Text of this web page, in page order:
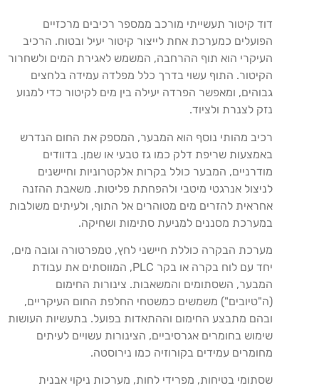
דוד קיטור תעשייתי מורכב ממספר רכיבים מרכזיים
הפועלים כמערכת אחת לייצור קיטור יעיל ובטוח. הרכיב
העיקרי הוא תוף ההרחבה, המשמש לאגירת המים ולשחרור
הקיטור. התוף עשוי בדרך כלל מפלדה עמידה בלחצים
גבוהים, ומאפשר הפרדה יעילה בין מים לקיטור כדי למנוע
נזק לצנרת ולציוד.
רכיב מהותי נוסף הוא המבער, המספק את החום הנדרש
באמצעות שריפת דלק כמו גז טבעי או שמן. בדוודים
מודרניים, המבער כולל בקרות אלקטרוניות וחיישנים
לניצול אנרגטי מיטבי ולהפחתת פליטות. משאבת ההזנה
אחראית להזרים מים מטוהרים אל התוף, ולעיתים משולבות
במערכת מסננים למניעת סתימות ושחיקה.
מערכת הבקרה כוללת חיישני לחץ, טמפרטורה וגובה מים,
יחד עם לוח בקרה או בקר PLC, המווסתים את עבודת
המבער, השסתומים והמשאבות. צינורות החימום
(ה"טיובים") משמשים כמשטחי החלפת החום העיקריים,
ובהם מתבצע החימום וההתאדות בפועל. בתעשיות העושות
שימוש בחומרים אגרסיביים, הצינורות עשויים לעיתים
מחומרים עמידים בקורוזיה כמו נירוסטה.
שסתומי בטיחות, מפרידי לחות, מערכות ניקוי אבנית